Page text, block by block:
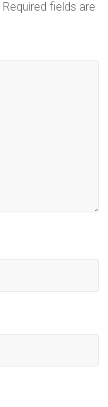
Required fields are